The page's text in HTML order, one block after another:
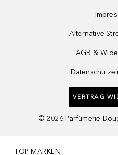
Alternative
AGB &
VERTRAG
© 2026 Parfümerie
TOP-MARKEN